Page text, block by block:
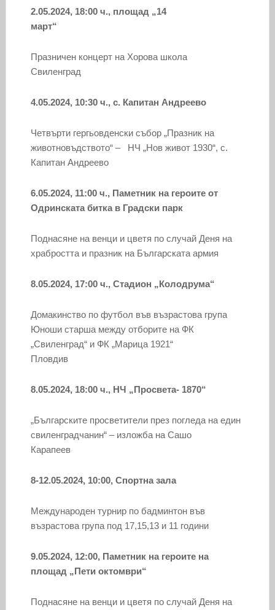
2.05.2024, 18:00 ч., площад „14
март“
Празничен концерт на Хорова школа
Свиленград
4.05.2024, 10:30 ч., с. Капитан Андреево
Четвърти гергьовденски събор „Празник на
животновъдството“ – НЧ „Нов живот 1930“, с.
Капитан Андреево
6.05.2024, 11:00 ч., Паметник на героите от
Одринската битка в Градски парк
Поднасяне на венци и цветя по случай Деня на
храбростта и празник на Българската армия
8.05.2024, 17:00 ч., Стадион „Колодрума“
Домакинство по футбол във възрастова група
Юноши старша между отборите на ФК
„Свиленград“ и ФК „Марица 1921“
Пловдив
8.05.2024, 18:00 ч., НЧ „Просвета- 1870“
„Българските просветители през погледа на един
свиленградчанин“ – изложба на Сашо
Карапеев
8-12.05.2024, 10:00, Спортна зала
Международен турнир по бадминтон във
възрастова група под 17,15,13 и 11 години
9.05.2024, 12:00, Паметник на героите на
площад „Пети октомври“
Поднасяне на венци и цветя по случай Деня на